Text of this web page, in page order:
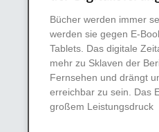
Bücher werden immer
werden sie gegen E-
Tablets. Das digitale
mehr zu Sklaven der
Fernsehen und drängt
erreichbar zu sein. Das
großem Leistungsdruck